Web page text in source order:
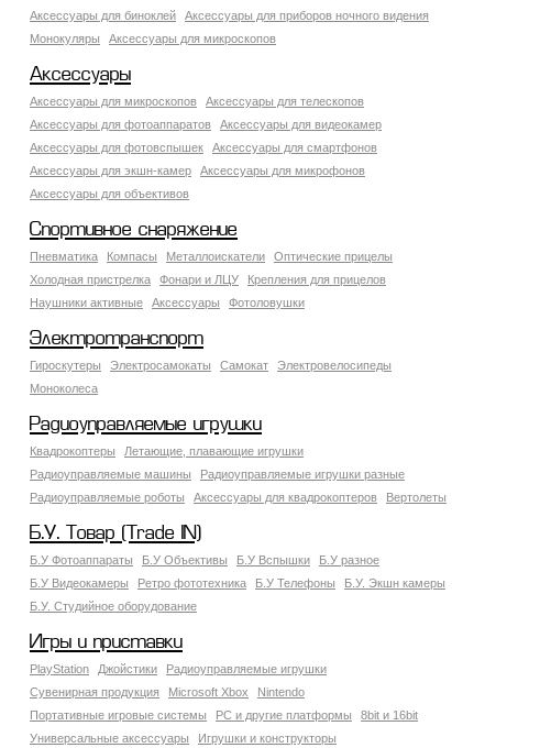
Аксессуары для биноклей
Аксессуары для приборов ночного видения
Монокуляры
Аксессуары для микроскопов
Аксессуары
Аксессуары для микроскопов
Аксессуары для телескопов
Аксессуары для фотоаппаратов
Аксессуары для видеокамер
Аксессуары для фотовспышек
Аксессуары для смартфонов
Аксессуары для экшн-камер
Аксессуары для микрофонов
Аксессуары для объективов
Спортивное снаряжение
Пневматика Компасы Металлоискатели
Оптические прицелы
Холодная пристрелка
Фонари и ЛЦУ
Крепления для прицелов
Наушники активные
Аксессуары Фотоловушки
Электротранспорт
Гироскутеры Электросамокаты Самокат
Электровелосипеды
Моноколеса
Радиоуправляемые игрушки
Квадрокоптеры
Летающие, плавающие игрушки
Радиоуправляемые машины
Радиоуправляемые игрушки разные
Радиоуправляемые роботы
Аксессуары для квадрокоптеров Вертолеты
Б.У. Товар (Trade IN)
Б.У Фотоаппараты Б.У Объективы Б.У Вспышки
Б.У разное
Б.У Видеокамеры
Ретро фототехника Б.У Телефоны
Б.У. Экшн камеры
Б.У. Студийное оборудование
Игры и приставки
PlayStation Джойстики
Радиоуправляемые игрушки
Сувенирная продукция
Microsoft Xbox
Nintendo
Портативные игровые системы
PC и другие платформы
8bit и 16bit
Универсальные аксессуары
Игрушки и конструкторы